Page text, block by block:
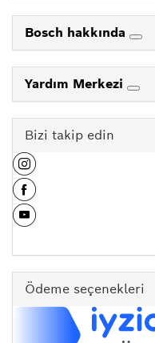
Bosch hakkında
Yardım Merkezi
Bizi takip edin
Ödeme seçenekleri